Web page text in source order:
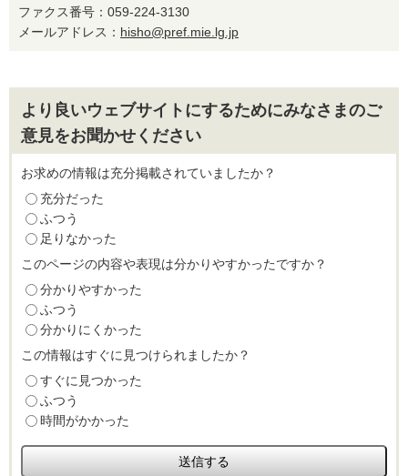
ファクス番号：059-224-3130
メールアドレス： hisho@pref.mie.lg.jp
より良いウェブサイトにするためにみなさまのご
意見をお聞かせください
お求めの情報は充分掲載されていましたか？
充分だった
ふつう
足りなかった
このページの内容や表現は分かりやすかったですか？
分かりやすかった
ふつう
分かりにくかった
この情報はすぐに見つけられましたか？
すぐに見つかった
ふつう
時間がかかった